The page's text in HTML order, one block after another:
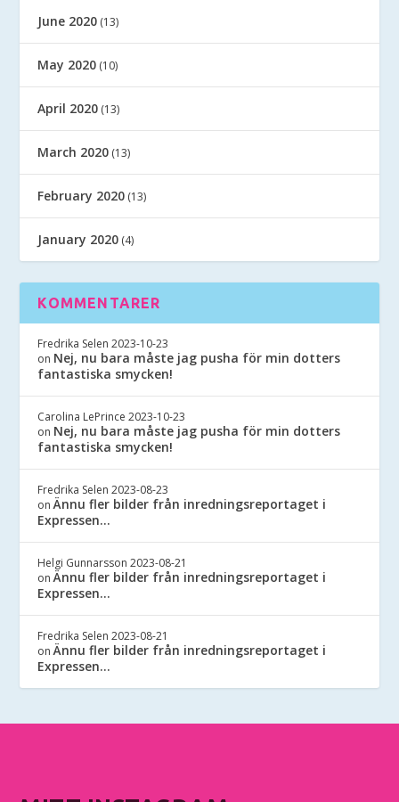
June 2020 (13)
May 2020 (10)
April 2020 (13)
March 2020 (13)
February 2020 (13)
January 2020 (4)
KOMMENTARER
Fredrika Selen 2023-10-23
on Nej, nu bara måste jag pusha för min dotters
fantastiska smycken!
Carolina LePrince 2023-10-23
on Nej, nu bara måste jag pusha för min dotters
fantastiska smycken!
Fredrika Selen 2023-08-23
onÄnnu fler bilder från inredningsreportaget i
Expressen…
Helgi Gunnarsson 2023-08-21
onÄnnu fler bilder från inredningsreportaget i
Expressen…
Fredrika Selen 2023-08-21
onÄnnu fler bilder från inredningsreportaget i
Expressen…